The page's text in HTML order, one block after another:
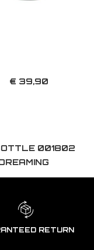
€ 39,90
001802
RETURN